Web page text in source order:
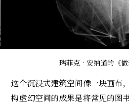
瑞菲克‧安纳道的《
这个沉浸式建筑空间像一块画布
构虚幻空间的成果是将常见的图